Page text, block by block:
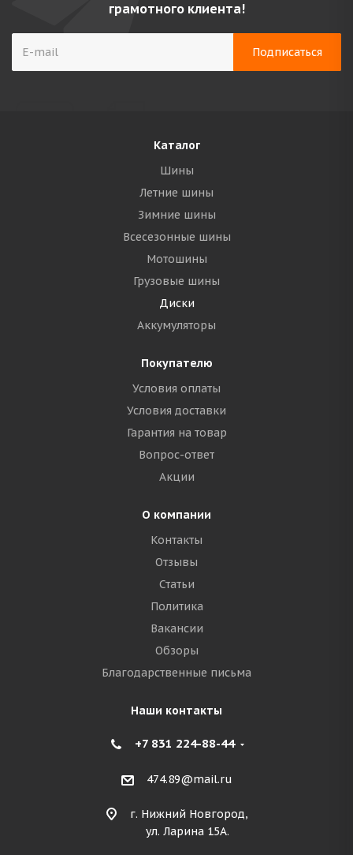
грамотного клиента!
Каталог
Шины
Летние шины
Зимние шины
Всесезонные шины
Мотошины
Грузовые шины
Диски
Аккумуляторы
Покупателю
Условия оплаты
Условия доставки
Гарантия на товар
Вопрос-ответ
Акции
О компании
Контакты
Отзывы
Статьи
Политика
Вакансии
Обзоры
Благодарственные письма
Наши контакты
+7 831 224-88-44
474.89@mail.ru
г. Нижний Новгород,
ул. Ларина 15А.